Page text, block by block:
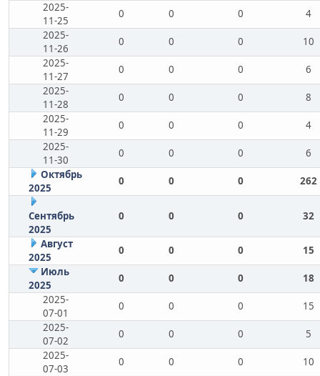
2025-
11-25
0 0 0
4
2025-
11-26
0 0 0
10
2025-
11-27
0 0 0
6
2025-
11-28
0 0 0
8
2025-
11-29
0 0 0
4
2025-
11-30
0 0 0
6
Октябрь
2025
0 0 0 262
Сентябрь
2025
0 0 0 32
Август
2025
0 0 0
15
Июль
2025
0 0 0
18
2025-
07-01
0 0 0
15
2025-
07-02
0 0 0
5
2025-
07-03
0 0 0
10